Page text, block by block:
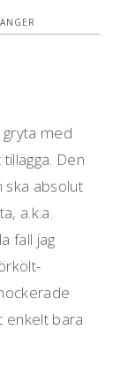
med
Den
ska absolut
a.k.a.
fall jag
enkelt bara